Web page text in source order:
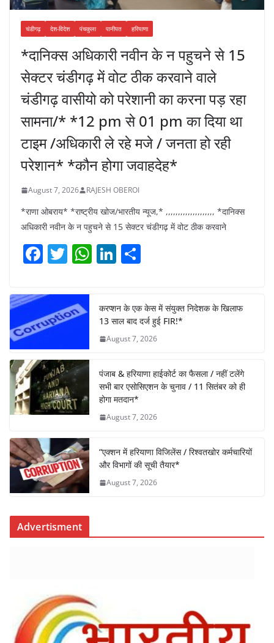
चंडीगढ़ देश-विदेश पंचकुला पानीपत हरियाणा
*दानिक्स अधिकारी नवीन के न पहुचने से 15
सेक्टर चंडीगढ़ में वोट ठीक करवाने वाले
चंडीगढ़ वासीयो को परेशानी का करना पड़ रहा
सामना/* *12 pm से 01 pm का दिया था
टाइम /अधिकारी ले रहे मजे / जनता हो रही
परेशान* *कौन होगा जवाहदेह*
August 7, 2026 RAJESH OBEROI
*राणा ओबराय* *राष्ट्रीय खोज/भारतीय न्यूज,* ,,,,,,,,,,,,,,,,,,,, *दानिक्स
अधिकारी नवीन के न पहुचने से 15 सेक्टर चंडीगढ़ में वोट ठीक करवाने
F
c
e
b
o
o
k
T
itt
er
W
s
A
p
Li
e
dI
n
e
करप्शन के एक केस में संयुक्त निदेशक के खिलाफ
13 साल बाद दर्ज हुई FIR!*
August 7, 2026
पंजाब & हरियाणा हाईकोर्ट का फैसला / नहीं टलेंगे
सभी बार एसोसिएशन के चुनाव / 11 सितंबर को ही
होगा मतदान*
August 7, 2026
“एक्शन में हरियाणा विजिलेंस / रिश्वतखोर कर्मचारियों
और विभागों की सूची तैयार*
August 7, 2026
Advertisment